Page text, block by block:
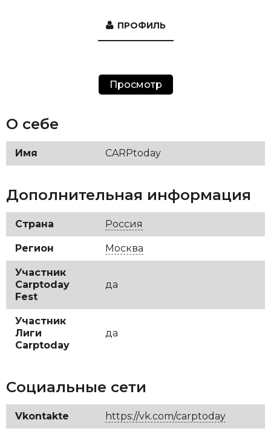
ПРОФИЛЬ
Просмотр
O себе
Имя CARPtoday
Дополнительная информация
Страна Россия
Регион Москва
Участник
Carptoday
Fest
да
Участник
Лиги
Carptoday
да
Социальные сети
Vkontakte https://vk.com/carptoday